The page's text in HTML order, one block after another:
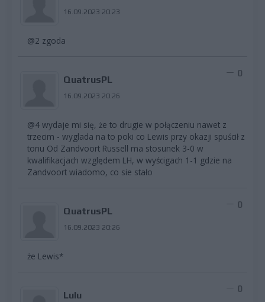
16.09.2023 20:23
@2 zgoda
QuatrusPL
16.09.2023 20:26
0
@4 wydaje mi się, że to drugie w połączeniu nawet z
trzecim - wyglada na to poki co Lewis przy okazji spuścił z
tonu Od Zandvoort Russell ma stosunek 3-0 w
kwalifikacjach względem LH, w wyścigach 1-1 gdzie na
Zandvoort wiadomo, co sie stało
QuatrusPL
16.09.2023 20:26
0
że Lewis*
Lulu
0